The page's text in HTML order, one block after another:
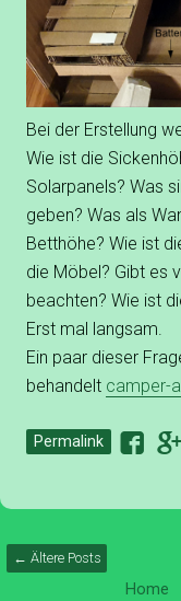
Bei der Erstellung
Wie ist die
Solarpanels? Was
geben? Was als
Betthöhe? Wie ist
die Möbel? Gibt es
beachten? Wie ist
Erst mal langsam.
Ein paar dieser
behandelt camper-
Permalink F
← Ältere Posts
Home